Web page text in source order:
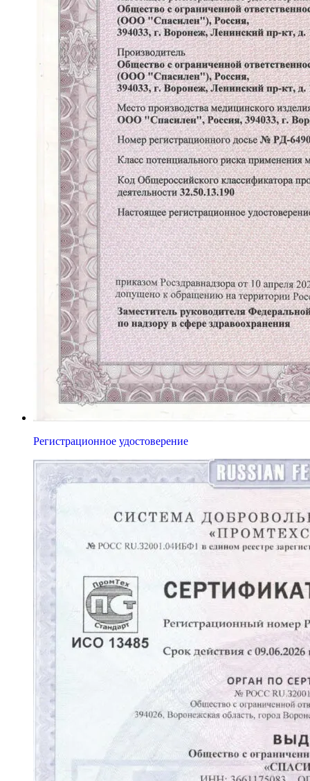
Регистрационное удостоверение